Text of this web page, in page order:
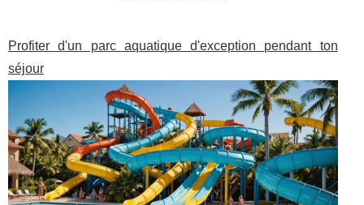
Profiter d'un parc aquatique d'exception pendant ton
séjour